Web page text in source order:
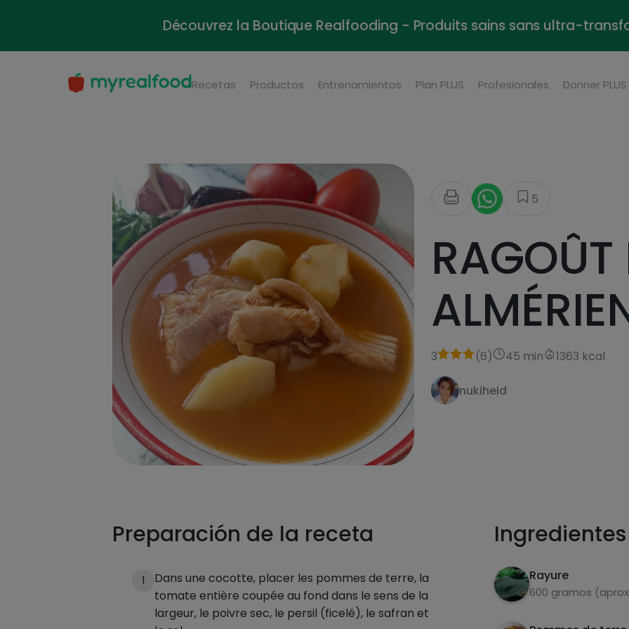
Découvrez la Boutique Realfooding - Produits sains sans ultra-
Recetas Productos Entrenamientos Plan PLUS Profesionales Donner PLUS
5
RAGOÛT
3 (6) 45 min 1363 kcal
nukiheid
Preparación de la receta
1
Dans une cocotte, placer les pommes de terre, la
tomate entière coupée au fond dans le sens de la
largeur, le poivre sec, le persil (ficelé), le safran et
Ingredientes
Rayure
600 gramos